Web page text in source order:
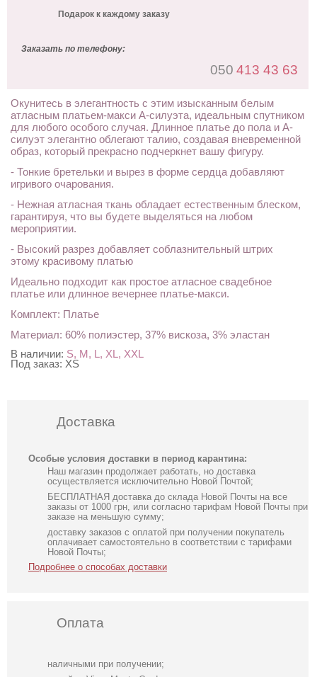
Подарок к каждому заказу
Заказать по телефону:
050 413 43 63
Окунитесь в элегантность с этим изысканным белым
атласным платьем-макси А-силуэта, идеальным спутником
для любого особого случая. Длинное платье до пола и А-
силуэт элегантно облегают талию, создавая вневременной
образ, который прекрасно подчеркнет вашу фигуру.
- Тонкие бретельки и вырез в форме сердца добавляют
игривого очарования.
- Нежная атласная ткань обладает естественным блеском,
гарантируя, что вы будете выделяться на любом
мероприятии.
- Высокий разрез добавляет соблазнительный штрих
этому красивому платью
Идеально подходит как простое атласное свадебное
платье или длинное вечернее платье-макси.
Комплект: Платье
Материал: 60% полиэстер, 37% вискоза, 3% эластан
В наличии: S, M, L, XL, XXL
Под заказ: XS
Доставка
Особые условия доставки в период карантина:
Наш магазин продолжает работать, но доставка
осуществляется исключительно Новой Почтой;
БЕСПЛАТНАЯ доставка до склада Новой Почты на все
заказы от 1000 грн, или согласно тарифам Новой Почты при
заказе на меньшую сумму;
доставку заказов с оплатой при получении покупатель
оплачивает самостоятельно в соответствии с тарифами
Новой Почты;
Подробнее о способах доставки
Оплата
наличными при получении;